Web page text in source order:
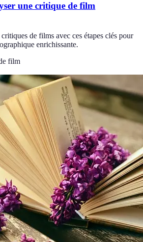
une critique de film
de films avec ces étapes clés pour
enrichissante.
film